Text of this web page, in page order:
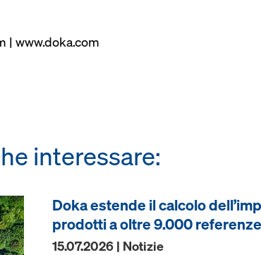
| www.doka.com
interessare:
Doka estende il calcolo
prodotti a oltre 9.000 referenze
15.07.2026 | Notizie